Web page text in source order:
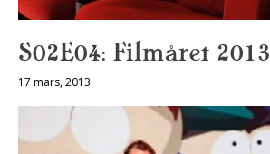
S02E04: Filmåret 2013
17 mars, 2013